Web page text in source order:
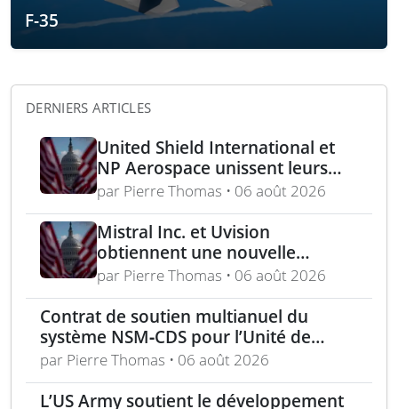
F-35
DERNIERS ARTICLES
United Shield International et
NP Aerospace unissent leurs
forces pour renforcer le soutien
aux équipes américaines de
déminage
par Pierre Thomas • 06 août 2026
Mistral Inc. et Uvision
obtiennent une nouvelle
commande pour le programme
US Army Lethal Unmanned
Systems
par Pierre Thomas • 06 août 2026
Contrat de soutien multianuel du
système NSM‑CDS pour l’Unité de
missiles navals polonaise
par Pierre Thomas • 06 août 2026
L’US Army soutient le développement